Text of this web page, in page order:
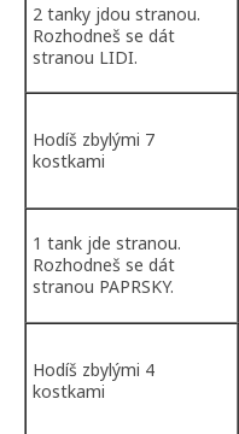
2 tanky jdou stranou.
Rozhodneš se dát
stranou LIDI.
Hodíš zbylými 7
kostkami
1 tank jde stranou.
Rozhodneš se dát
stranou PAPRSKY.
Hodíš zbylými 4
kostkami